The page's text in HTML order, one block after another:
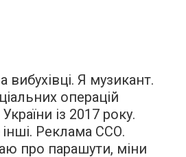
Я музикант.
операцій
із 2017 року.
Реклама ССО.
про парашути, міни